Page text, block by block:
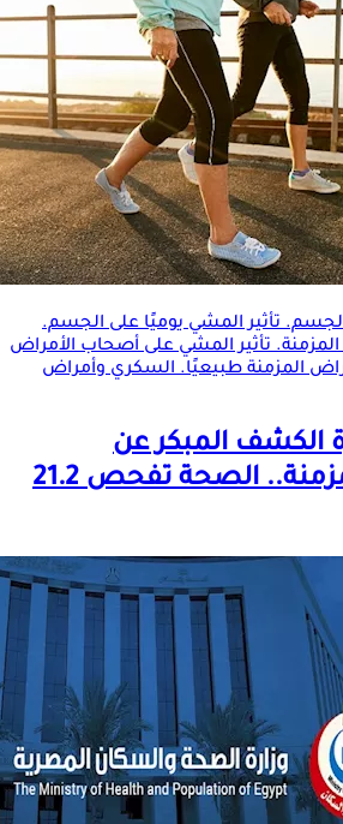
تأثير المشي يوميًا على الجسم.
. تأثير المشي على أصحابالأمراض
المزمنةطبيعيًا. السكري وأمراض
الكشف المبكر عن
.. الصحة تفحص 21.2